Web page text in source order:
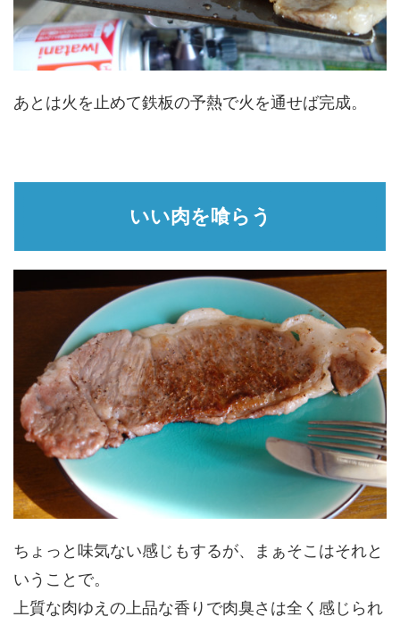
あとは火を止めて鉄板の予熱で火を通せば完成。
いい肉を喰らう
ちょっと味気ない感じもするが、まぁそこはそれと
いうことで。
上質な肉ゆえの上品な香りで肉臭さは全く感じられ